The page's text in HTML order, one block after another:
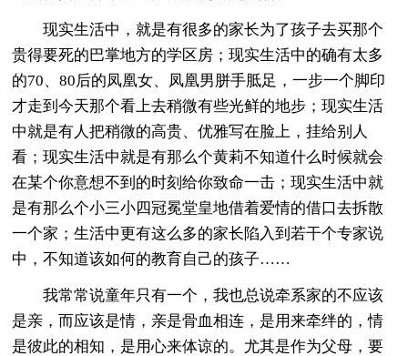
现实生活中，就是有很多的家长为了孩子去买那个
贵得要死的巴掌地方的学区房；现实生活中的确有太多
的70、80后的凤凰女、凤凰男胼手胝足，一步一个脚印
才走到今天那个看上去稍微有些光鲜的地步；现实生活
中就是有人把稍微的高贵、优雅写在脸上，挂给别人
看；现实生活中就是有那么个黄莉不知道什么时候就会
在某个你意想不到的时刻给你致命一击；现实生活中就
是有那么个小三小四冠冕堂皇地借着爱情的借口去拆散
一个家；生活中更有这么多的家长陷入到若干个专家说
中，不知道该如何的教育自己的孩子……
我常常说童年只有一个，我也总说牵系家的不应该
是亲，而应该是情，亲是骨血相连，是用来牵绊的，情
是彼此的相知，是用心来体谅的。尤其是作为父母，要